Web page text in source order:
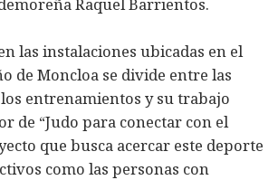
las instalaciones ubicadas en el
de Moncloa se divide entre las
entrenamientos y su trabajo
de “Judo para conectar con el
que busca acercar este deporte
como las personas con